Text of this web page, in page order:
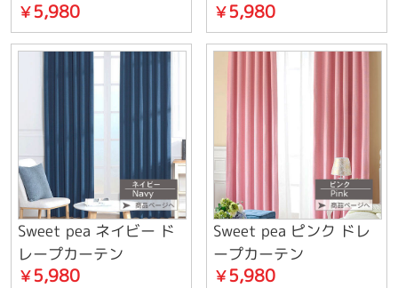
￥5,980
￥5,980
Sweet pea ネイビー ド
レープカーテン
￥5,980
Sweet pea ピンク ドレ
ープカーテン
￥5,980